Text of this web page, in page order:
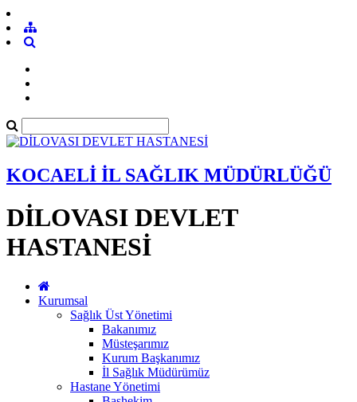
KOCAELİ İL SAĞLIK MÜDÜRLÜĞÜ
DİLOVASI DEVLET
HASTANESİ
Kurumsal
Sağlık Üst Yönetimi
Bakanımız
Müsteşarımız
Kurum Başkanımız
İl Sağlık Müdürümüz
Hastane Yönetimi